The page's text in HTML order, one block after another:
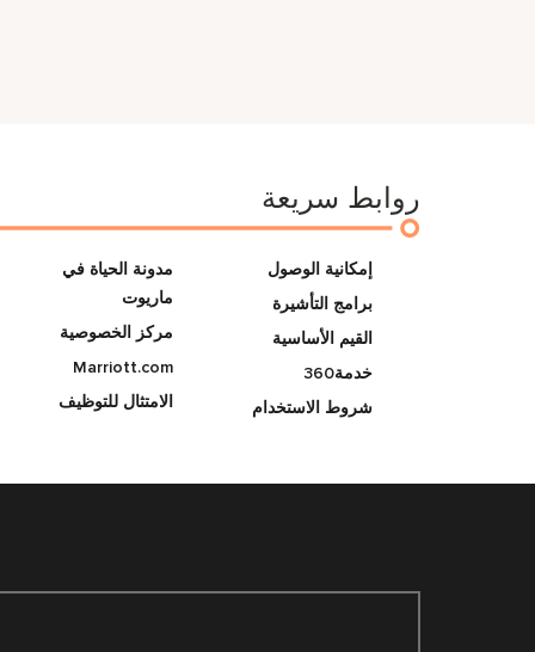
روابط سريعة
إمكانية الوصول
برامج التأشيرة
القيم الأساسية
خدمة360
شروط الاستخدام
مدونة الحياة في
ماريوت
مركز الخصوصية
Marriott.com
الامتثال للتوظيف